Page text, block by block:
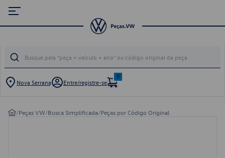
Nova Serrana Entre/registre-se
0
/Peças VW/Busca Simplificada/Peças por Código Original